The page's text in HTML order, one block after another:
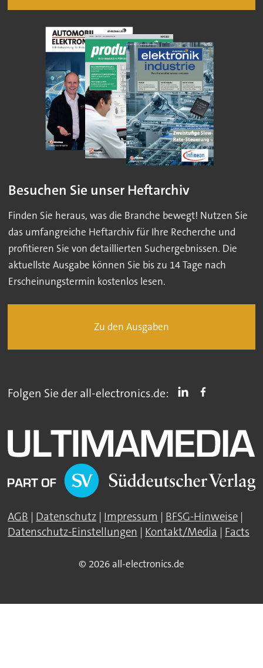
Besuchen Sie unser Heftarchiv
Finden Sie heraus, was die Branche bewegt! Nutzen Sie
das umfangreiche Heftarchiv für Ihre Recherche und
profitieren Sie von detaillierten Suchergebnissen. Die
aktuellste Ausgabe können Sie bis zu 14 Tage nach
Erscheinungstermin kostenlos lesen.
Zu den Ausgaben
Folgen Sie der all-electronics.de:
AGB | Datenschutz | Impressum | BFSG-Hinweise |
Datenschutz-Einstellungen | Kontakt/Media | Facts
© 2026 all-electronics.de